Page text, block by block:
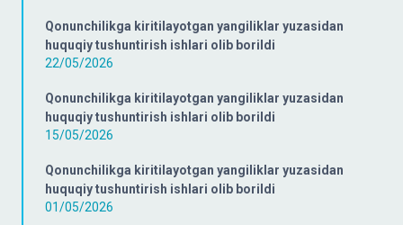
Qonunchilikga kiritilayotgan yangiliklar yuzasidan
huquqiy tushuntirish ishlari olib borildi
22/05/2026
Qonunchilikga kiritilayotgan yangiliklar yuzasidan
huquqiy tushuntirish ishlari olib borildi
15/05/2026
Qonunchilikga kiritilayotgan yangiliklar yuzasidan
huquqiy tushuntirish ishlari olib borildi
01/05/2026